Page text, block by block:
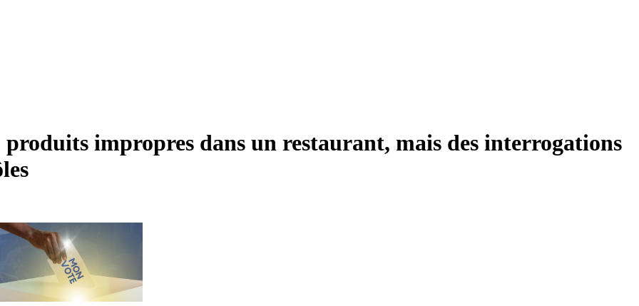
produits impropres dans un restaurant, mais des interrogations